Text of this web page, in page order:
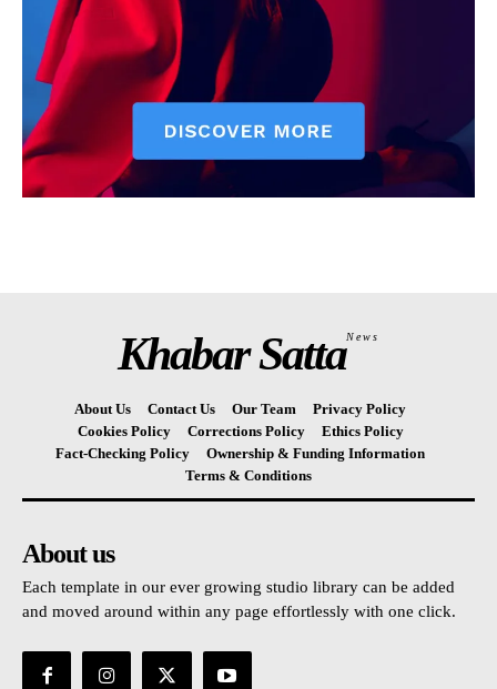
Khabar SattaNews
About Us Contact Us Our Team
Privacy Policy
Cookies Policy
Corrections Policy
Ethics Policy
Fact-Checking Policy
Ownership & Funding Information
Terms & Conditions
About us
Each template in our ever growing studio library can be added
and moved around within any page effortlessly with one click.